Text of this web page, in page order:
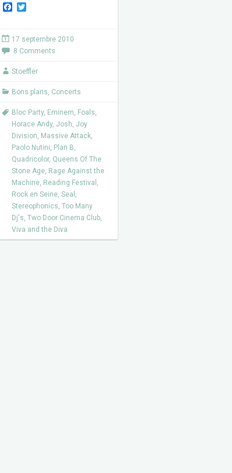
F
e
b
o
k
t
e
17 septembre 2010
8 Comments
Stoeffler
Bons plans, Concerts
Bloc Party, Eminem, Foals,
Horace Andy, Josh, Joy
Division, Massive Attack,
Paolo Nutini, Plan B,
Quadricolor, Queens Of The
Stone Age, Rage Against the
Machine, Reading Festival ,
Rock en Seine, Seal ,
Stereophonics, Too Many
Dj's, Two Door Cinema Club,
Viva and the Diva